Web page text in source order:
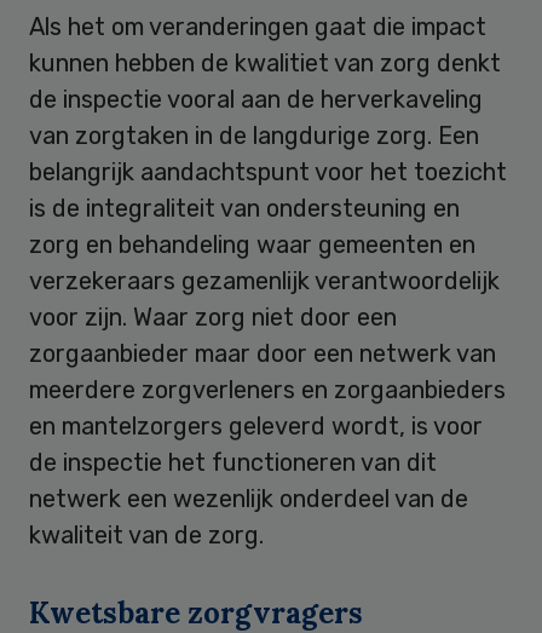
Als het om veranderingen gaat die impact
kunnen hebben de kwalitiet van zorg denkt
de inspectie vooral aan de herverkaveling
van zorgtaken in de langdurige zorg. Een
belangrijk aandachtspunt voor het toezicht
is de integraliteit van ondersteuning en
zorg en behandeling waar gemeenten en
verzekeraars gezamenlijk verantwoordelijk
voor zijn. Waar zorg niet door een
zorgaanbieder maar door een netwerk van
meerdere zorgverleners en zorgaanbieders
en mantelzorgers geleverd wordt, is voor
de inspectie het functioneren van dit
netwerk een wezenlijk onderdeel van de
kwaliteit van de zorg.
Kwetsbare zorgvragers